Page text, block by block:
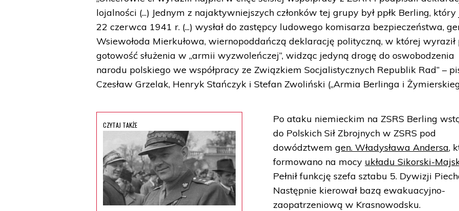
lojalności (...) Jednym z najaktywniejszych członków tej grupy był ppłk Berling, który
22 czerwca 1941 r. (...) wysłał do zastępcy ludowego komisarza bezpieczeństwa,
Wsiewołoda Mierkułowa, wiernopoddańczą deklarację polityczną, w której wyraził
gotowość służenia w „armii wyzwoleńczej”, widząc jedyną drogę do oswobodzenia
narodu polskiego we współpracy ze Związkiem Socjalistycznych Republik Rad” –
Czesław Grzelak, Henryk Stańczyk i Stefan Zwoliński („Armia Berlinga i
CZYTAJ TAKŻE
Po ataku niemieckim na ZSRS Berling
do Polskich Sił Zbrojnych w ZSRS pod
dowództwemgen. Władysława Andersa,
formowano na mocy układu Sikorski-
Pełnił funkcję szefa sztabu 5. Dywizji
Następnie kierował bazą ewakuacyjno-
zaopatrzeniową w Krasnowodsku.